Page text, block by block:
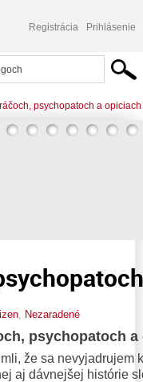
Registrácia Prihlásenie
psychopatoch a opiciach
Nezaradené
psychopatoch a
že sa nevyjadrujem
aj dávnejšej histórie